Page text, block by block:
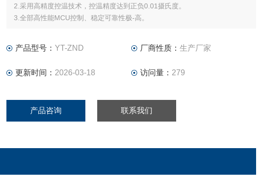
2.采用高精度控温技术，控温精度达到正负0.01摄氏度。
3.全部高性能MCU控制、稳定可靠性极-高。
产品型号： YT-ZND 厂商性质： 生产厂家
更新时间： 2026-03-18 访问量： 279
产品咨询 联系我们